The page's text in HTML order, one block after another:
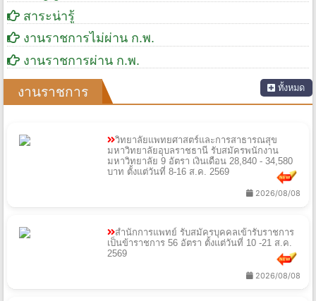
สาระน่ารู้
งานราชการไม่ผ่าน ก.พ.
งานราชการผ่าน ก.พ.
งานราชการ ทั้งหมด
วิทยาลัยแพทยศาสตร์และการสาธารณสุข
มหาวิทยาลัยอุบลราชธานี รับสมัครพนักงาน
มหาวิทยาลัย 9 อัตรา เงินเดือน 28,840 - 34,580
บาท ตั้งแต่วันที่ 8-16 ส.ค. 2569
2026/08/08
สำนักการแพทย์ รับสมัครบุคคลเข้ารับราชการ
เป็นข้าราชการ 56 อัตรา ตั้งแต่วันที่ 10 -21 ส.ค.
2569
2026/08/08